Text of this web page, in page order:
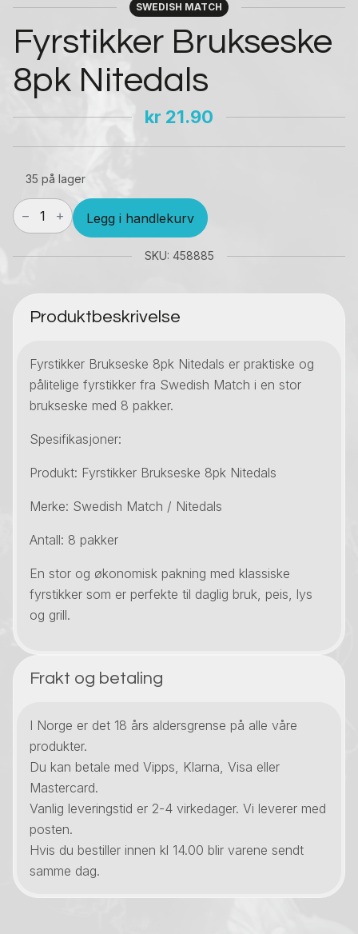
SWEDISH MATCH
Fyrstikker Brukseske
8pk Nitedals
kr 21.90
35 på lager
Fyrstikker
Brukseske
8pk
Nitedals
Legg i handlekurv
SKU: 458885
Produktbeskrivelse
Fyrstikker Brukseske 8pk Nitedals er praktiske og
pålitelige fyrstikker fra Swedish Match i en stor
brukseske med 8 pakker.
Spesifikasjoner:
Produkt: Fyrstikker Brukseske 8pk Nitedals
Merke: Swedish Match / Nitedals
Antall: 8 pakker
En stor og økonomisk pakning med klassiske
fyrstikker som er perfekte til daglig bruk, peis, lys
og grill.
Frakt og betaling
I Norge er det 18 års aldersgrense på alle våre
produkter.
Du kan betale med Vipps, Klarna, Visa eller
Mastercard.
Vanlig leveringstid er 2-4 virkedager. Vi leverer med
posten.
Hvis du bestiller innen kl 14.00 blir varene sendt
samme dag.